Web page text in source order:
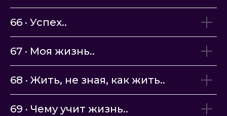
66 · Успех..
67 · Моя жизнь..
68 · Жить, не зная, как жить..
69 · Чему учит жизнь..